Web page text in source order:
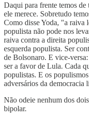
Daqui para frente temos
ele merece. Sobretudo
Como disse Yoda, "a raiva
populista não pode nos
raiva contra a direita
esquerda populista. Ser
de Bolsonaro. E vice-
ser a favor de Lula. Cada
populistas. E os
adversários da democracia
Não odeie nenhum dos
bipolar.